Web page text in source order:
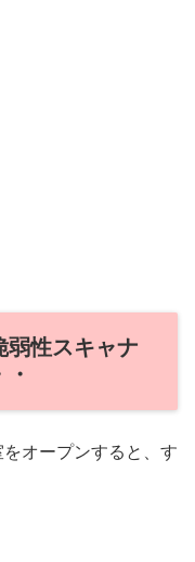
弱性スキャナ
オープンすると、す